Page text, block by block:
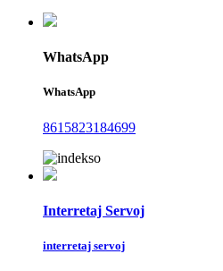
WhatsApp
WhatsApp
8615823184699
Interretaj Servoj
interretaj servoj